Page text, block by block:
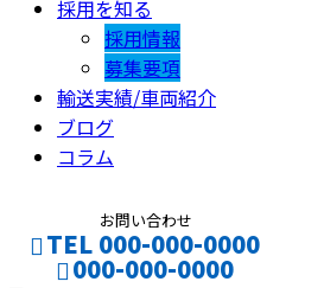
採用を知る
採用情報
募集要項
輸送実績/車両紹介
ブログ
コラム
お問い合わせ
TEL 000-000-0000
000-000-0000